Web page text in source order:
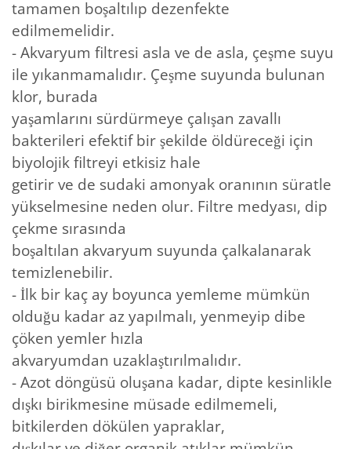
tamamen boşaltılıp dezenfekte
edilmemelidir.
- Akvaryum filtresi asla ve de asla, çeşme suyu
ile yıkanmamalıdır. Çeşme suyunda bulunan
klor, burada
yaşamlarını sürdürmeye çalışan zavallı
bakterileri efektif bir şekilde öldüreceği için
biyolojik filtreyi etkisiz hale
getirir ve de sudaki amonyak oranının süratle
yükselmesine neden olur. Filtre medyası, dip
çekme sırasında
boşaltılan akvaryum suyunda çalkalanarak
temizlenebilir.
- İlk bir kaç ay boyunca yemleme mümkün
olduğu kadar az yapılmalı, yenmeyip dibe
çöken yemler hızla
akvaryumdan uzaklaştırılmalıdır.
- Azot döngüsü oluşana kadar, dipte kesinlikle
dışkı birikmesine müsade edilmemeli,
bitkilerden dökülen yapraklar,